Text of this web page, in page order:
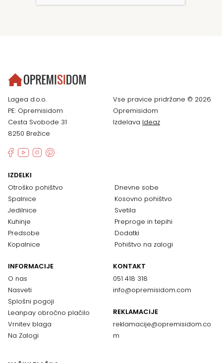
Lagea d.o.o.
PE: Opremisidom
Cesta Svobode 31
8250 Brežice
Vse pravice pridržane © 2026
Opremisidom
Izdelava Ideaz
IZDELKI
Otroško pohištvo
Spalnice
Jedilnice
Kuhinje
Predsobe
Kopalnice
Dnevne sobe
Kosovno pohištvo
Svetila
Preproge in tepihi
Dodatki
Pohištvo na zalogi
INFORMACIJE
O nas
Nasveti
Splošni pogoji
Leanpay obročno plačilo
Vrnitev blaga
Na Zalogi
KONTAKT
051 418 318
info@opremisidom.com
REKLAMACIJE
reklamacije@opremisidom.co
m